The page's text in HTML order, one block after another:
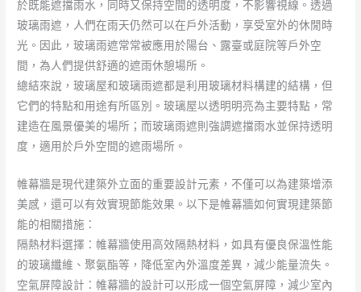
於既能遮擋雨水，同時又保持空間的透明度，不影響視線。透過
玻璃雨遮，人們在雨天仍然可以在戶外活動，享受室外的休閒時
光。因此，玻璃雨遮常常被應用於陽台、露臺或庭院等戶外空
間，為人們提供舒適的遮雨休憩場所。
總結來說，玻璃屋和玻璃雨遮都是利用玻璃材料構建的結構，但
它們的特點和用途有所區別。玻璃屋以透明明亮為主要特點，常
建造在風景優美的場所；而玻璃雨遮則強調遮擋雨水並保持透明
度，適用於戶外空間的遮雨場所。
帷幕牆是現代建築外立面的重要設計元素，不僅可以為建築增添
美感，還可以有效實現節能效果。以下是帷幕牆如何實現建築節
能的相關措施：
隔熱材料選擇：帷幕牆使用高效隔熱材料，如具有優良保溫性能
的玻璃纖維、聚氨酯等，降低室內外溫度差異，減少能量流失。
空氣屏障設計：帷幕牆的設計可以形成一個空氣屏障，減少室內